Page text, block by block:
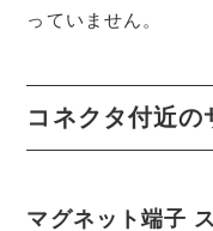
っていません。
コネクタ付近
マグネット端子